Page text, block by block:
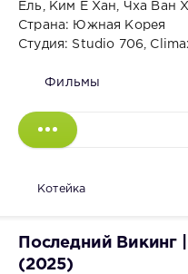
Ёль, Ким Ё Хан, Чха Ван
Cтрана: Южная Корея
Cтудия: Studio 706,
Фильмы
Котейка
Последний Викинг
(2025)